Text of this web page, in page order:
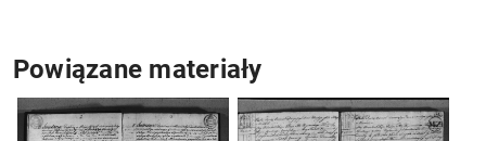
Powiązane materiały